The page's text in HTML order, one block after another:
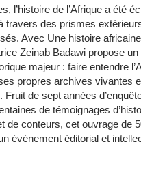
l’histoire de l’Afrique a été
travers des prismes
Avec Une histoire africaine
Zeinab Badawi propose un
majeur : faire entendre
propres archives vivantes
de sept années
de témoignages
de conteurs, cet ouvrage de
événement éditorial et